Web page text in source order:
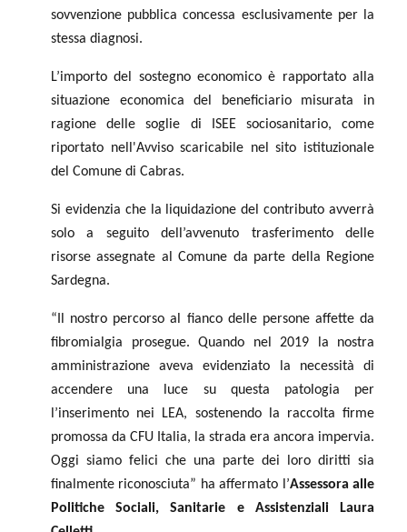
sovvenzione pubblica concessa esclusivamente per la
stessa diagnosi.
L’importo del sostegno economico è rapportato alla
situazione economica del beneficiario misurata in
ragione delle soglie di ISEE sociosanitario, come
riportato nell'Avviso scaricabile nel sito istituzionale
del Comune di Cabras.
Si evidenzia che la liquidazione del contributo avverrà
solo a seguito dell’avvenuto trasferimento delle
risorse assegnate al Comune da parte della Regione
Sardegna.
“Il nostro percorso al fianco delle persone affette da
fibromialgia prosegue. Quando nel 2019 la nostra
amministrazione aveva evidenziato la necessità di
accendere una luce su questa patologia per
l’inserimento nei LEA, sostenendo la raccolta firme
promossa da CFU Italia, la strada era ancora impervia.
Oggi siamo felici che una parte dei loro diritti sia
finalmente riconosciuta” ha affermato l’Assessora alle
Politiche Sociali, Sanitarie e Assistenziali Laura